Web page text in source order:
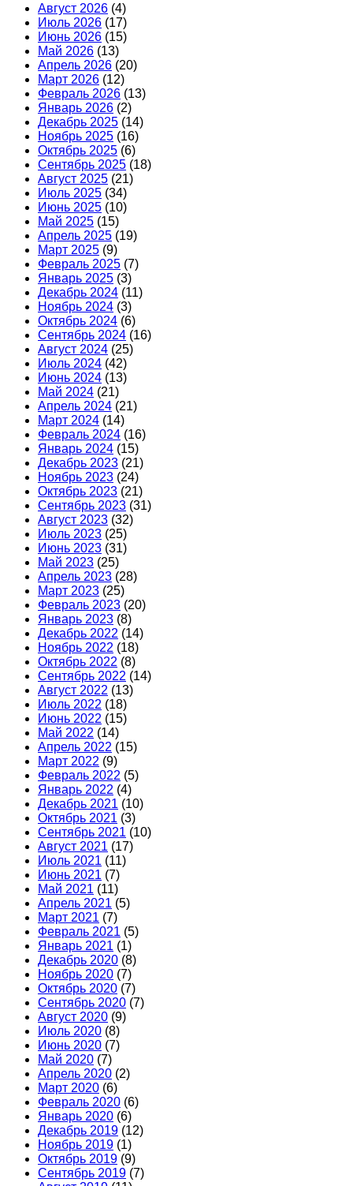
Август 2026 (4)
Июль 2026 (17)
Июнь 2026 (15)
Май 2026 (13)
Апрель 2026 (20)
Март 2026 (12)
Февраль 2026 (13)
Январь 2026 (2)
Декабрь 2025 (14)
Ноябрь 2025 (16)
Октябрь 2025 (6)
Сентябрь 2025 (18)
Август 2025 (21)
Июль 2025 (34)
Июнь 2025 (10)
Май 2025 (15)
Апрель 2025 (19)
Март 2025 (9)
Февраль 2025 (7)
Январь 2025 (3)
Декабрь 2024 (11)
Ноябрь 2024 (3)
Октябрь 2024 (6)
Сентябрь 2024 (16)
Август 2024 (25)
Июль 2024 (42)
Июнь 2024 (13)
Май 2024 (21)
Апрель 2024 (21)
Март 2024 (14)
Февраль 2024 (16)
Январь 2024 (15)
Декабрь 2023 (21)
Ноябрь 2023 (24)
Октябрь 2023 (21)
Сентябрь 2023 (31)
Август 2023 (32)
Июль 2023 (25)
Июнь 2023 (31)
Май 2023 (25)
Апрель 2023 (28)
Март 2023 (25)
Февраль 2023 (20)
Январь 2023 (8)
Декабрь 2022 (14)
Ноябрь 2022 (18)
Октябрь 2022 (8)
Сентябрь 2022 (14)
Август 2022 (13)
Июль 2022 (18)
Июнь 2022 (15)
Май 2022 (14)
Апрель 2022 (15)
Март 2022 (9)
Февраль 2022 (5)
Январь 2022 (4)
Декабрь 2021 (10)
Октябрь 2021 (3)
Сентябрь 2021 (10)
Август 2021 (17)
Июль 2021 (11)
Июнь 2021 (7)
Май 2021 (11)
Апрель 2021 (5)
Март 2021 (7)
Февраль 2021 (5)
Январь 2021 (1)
Декабрь 2020 (8)
Ноябрь 2020 (7)
Октябрь 2020 (7)
Сентябрь 2020 (7)
Август 2020 (9)
Июль 2020 (8)
Июнь 2020 (7)
Май 2020 (7)
Апрель 2020 (2)
Март 2020 (6)
Февраль 2020 (6)
Январь 2020 (6)
Декабрь 2019 (12)
Ноябрь 2019 (1)
Октябрь 2019 (9)
Сентябрь 2019 (7)